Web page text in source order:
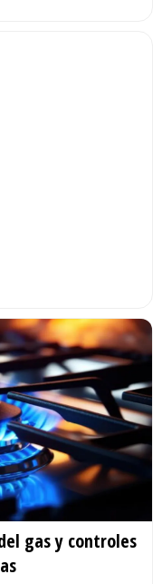
gas y controles